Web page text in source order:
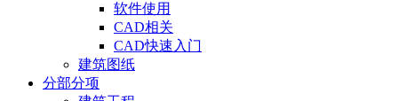
软件使用
CAD相关
CAD快速入门
建筑图纸
分部分项